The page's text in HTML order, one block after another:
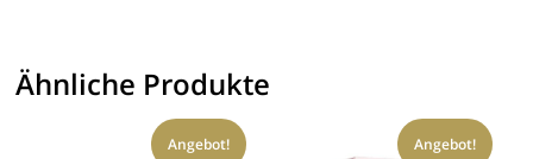
Ähnliche Produkte
Angebot! Angebot!